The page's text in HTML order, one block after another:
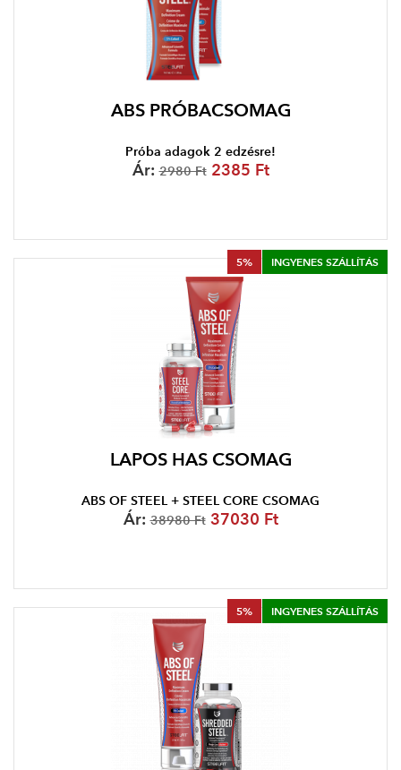
ABS PRÓBACSOMAG
Próba adagok 2 edzésre!
Ár:2980 Ft 2385 Ft
5% INGYENES SZÁLLÍTÁS
LAPOS HAS CSOMAG
ABS OF STEEL + STEEL CORE CSOMAG
Ár:38980 Ft 37030 Ft
5% INGYENES SZÁLLÍTÁS